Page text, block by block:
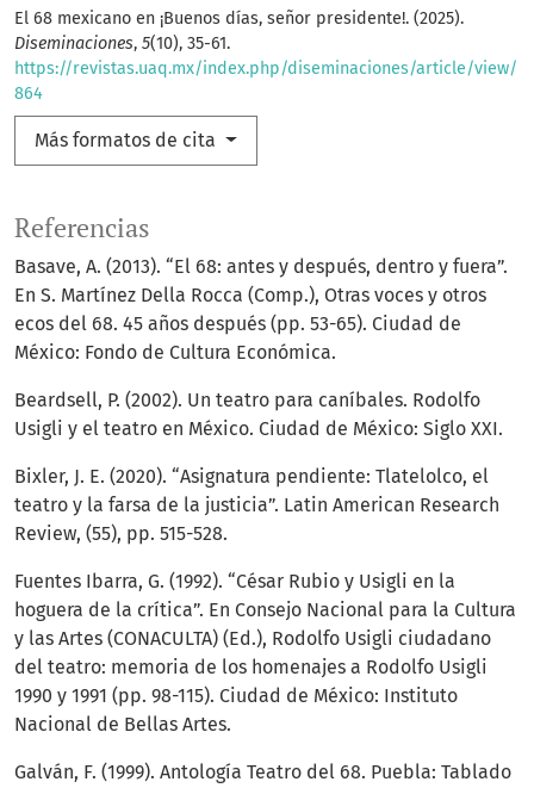
El 68 mexicano en ¡Buenos días, señor presidente!. (2025).
Diseminaciones, 5(10), 35-61.
https://revistas.uaq.mx/index.php/diseminaciones/article/view/
864
Más formatos de cita
Referencias
Basave, A. (2013). “El 68: antes y después, dentro y fuera”.
En S. Martínez Della Rocca (Comp.), Otras voces y otros
ecos del 68. 45 años después (pp. 53-65). Ciudad de
México: Fondo de Cultura Económica.
Beardsell, P. (2002). Un teatro para caníbales. Rodolfo
Usigli y el teatro en México. Ciudad de México: Siglo XXI.
Bixler, J. E. (2020). “Asignatura pendiente: Tlatelolco, el
teatro y la farsa de la justicia”. Latin American Research
Review, (55), pp. 515-528.
Fuentes Ibarra, G. (1992). “César Rubio y Usigli en la
hoguera de la crítica”. En Consejo Nacional para la Cultura
y las Artes (CONACULTA) (Ed.), Rodolfo Usigli ciudadano
del teatro: memoria de los homenajes a Rodolfo Usigli
1990 y 1991 (pp. 98-115). Ciudad de México: Instituto
Nacional de Bellas Artes.
Galván, F. (1999). Antología Teatro del 68. Puebla: Tablado